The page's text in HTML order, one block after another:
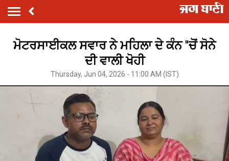
ਮੋਟਰਸਾਈਕਲ ਸਵਾਰ ਨੇ ਮਹਿਲਾ ਦੇ ਕੰਨ ''ਚੋਂ ਸੋਨੇ
ਦੀ ਵਾਲੀ ਖੋਹੀ
Thursday, Jun 04, 2026 - 11:00 AM (IST)